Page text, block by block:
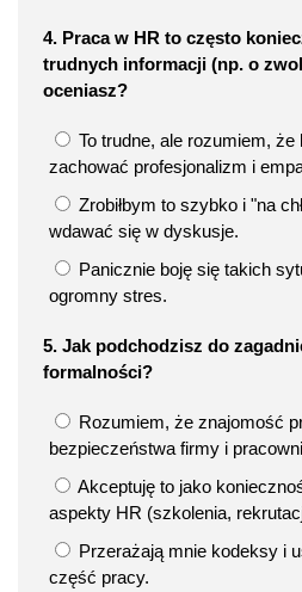
4. Praca w HR to często
trudnych informacji (np. o
oceniasz?
To trudne, ale rozumiem,
zachować profesjonalizm i
Zrobiłbym to szybko i "na
wdawać się w dyskusje.
Panicznie boję się takich
ogromny stres.
5. Jak podchodzisz do
formalności?
Rozumiem, że znajomość
bezpieczeństwa firmy i
Akceptuję to jako
aspekty HR (szkolenia,
Przerażają mnie kodeksy i
część pracy.